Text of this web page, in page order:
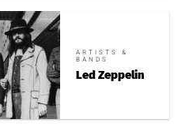
ARTISTS &
BANDS
Led Zeppelin